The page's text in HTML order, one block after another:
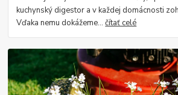
kuchynský digestor a v každej domácnosti
Vďaka nemu dokážeme...čítať celé